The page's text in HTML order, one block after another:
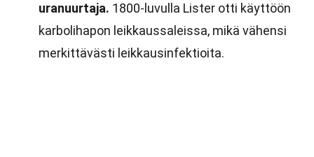
uranuurtaja. 1800-luvulla Lister otti käyttöön
karbolihapon leikkaussaleissa, mikä vähensi
merkittävästi leikkausinfektioita.